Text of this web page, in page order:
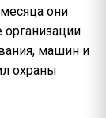
они
машин и
охраны